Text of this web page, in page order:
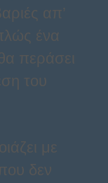
απ’
ένα
περάσει
του
με
δεν